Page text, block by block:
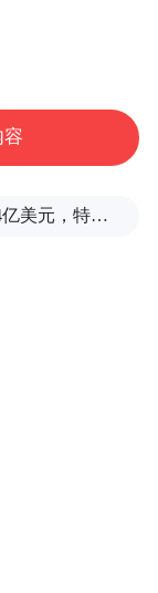
奖颁奖活动
同见证中国
容
耗资4亿美元，特朗普的白宫宴会厅修建项目被叫停